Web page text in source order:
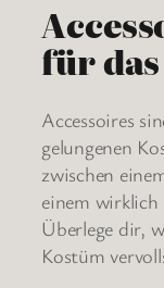
für
Accessoires
gelungenen
zwischen
einem wirklich
Überlege dir,
Kostüm